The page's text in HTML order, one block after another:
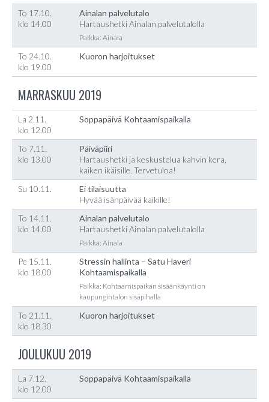
To 17.10.
klo 14.00
Ainalan palvelutalo
Hartaushetki Ainalan palvelutalolla
Paikka: Ainala
To 24.10.
klo 19.00
Kuoron harjoitukset
MARRASKUU 2019
La 2.11.
klo 12.00
Soppapäivä Kohtaamispaikalla
To 7.11.
klo 13.00
Päiväpiiri
Hartaushetki ja keskustelua kahvin kera,
kaiken ikäisille. Tervetuloa!
Su 10.11.
Ei tilaisuutta
Hyvää isänpäivää kaikille!
To 14.11.
klo 14.00
Ainalan palvelutalo
Hartaushetki Ainalan palvelutalolla
Paikka: Ainala
Pe 15.11.
klo 18.00
Stressin hallinta – Satu Haveri
Kohtaamispaikalla
Paikka: Kohtaamispaikan sisäänkäynti on
kaupungintalon sisäpihalla
To 21.11.
klo 18.30
Kuoron harjoitukset
JOULUKUU 2019
La 7.12.
klo 12.00
Soppapäivä Kohtaamispaikalla